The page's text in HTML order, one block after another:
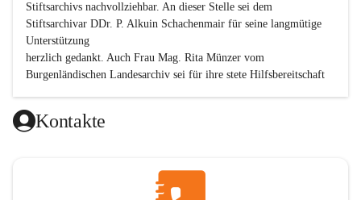
Stiftsarchivs nachvollziehbar. An dieser Stelle sei dem
Stiftsarchivar DDr. P. Alkuin Schachenmair für seine langmütige
Unterstützung
herzlich gedankt. Auch Frau Mag. Rita Münzer vom
Burgenländischen Landesarchiv sei für ihre stete Hilfsbereitschaft
Dank gilt den Textautoren dieser Chronik, dem kleinen
Redaktionsteam, für die gute Zusammenarbeit.
gedankt werden, die durch ihre Erinnerungen, Informationen und
durch das Überlassen von Fotos und Dokumenten zum Gesamtbild
Kontakte